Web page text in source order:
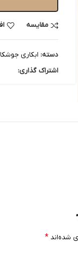
مقایسه
دسته: ابکاری
اشتراک گذاری:
شده‌اند *